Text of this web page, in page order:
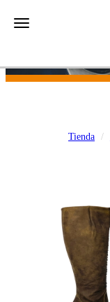
Toggle navigation
Tienda